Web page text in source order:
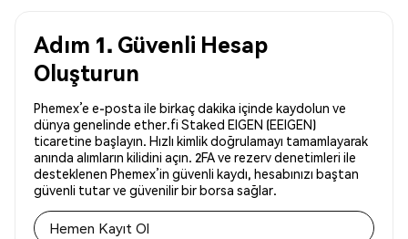
Adım 1. Güvenli Hesap
Oluşturun
Phemex’e e-posta ile birkaç dakika içinde kaydolun ve
dünya genelinde ether.fi Staked EIGEN (EEIGEN)
ticaretine başlayın. Hızlı kimlik doğrulamayı tamamlayarak
anında alımların kilidini açın. 2FA ve rezerv denetimleri ile
desteklenen Phemex’in güvenli kaydı, hesabınızı baştan
güvenli tutar ve güvenilir bir borsa sağlar.
Hemen Kayıt Ol